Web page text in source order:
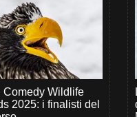
Comedy Wildlife
2025: i finalisti del